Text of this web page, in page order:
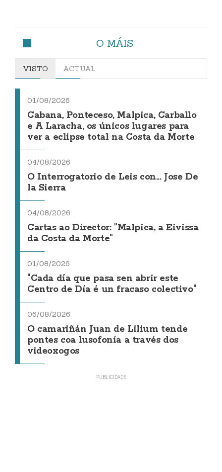
O MÁIS
VISTO ACTUAL
01/08/2026
Cabana, Ponteceso, Malpica, Carballo
e A Laracha, os únicos lugares para
ver a eclipse total na Costa da Morte
04/08/2026
O Interrogatorio de Leis con... Jose De
la Sierra
04/08/2026
Cartas ao Director: "Malpica, a Eivissa
da Costa da Morte"
01/08/2026
"Cada día que pasa sen abrir este
Centro de Día é un fracaso colectivo"
06/08/2026
O camariñán Juan de Lilium tende
pontes coa lusofonía a través dos
videoxogos